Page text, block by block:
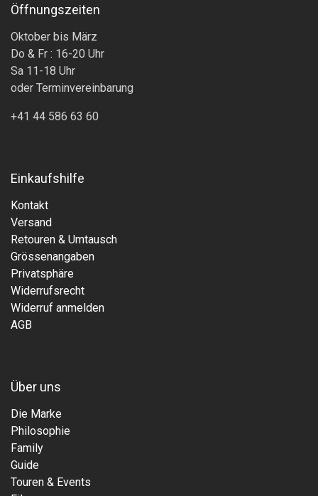
Öffnungszeiten
Oktober bis März
Do & Fr : 16-20 Uhr
Sa 11-18 Uhr
oder Terminvereinbarung
+41 44 586 63 60
Einkaufshilfe
Kontakt
Versand
Retouren & Umtausch
Grössenangaben
Privatsphäre
Widerrufsrecht
Widerruf anmelden
AGB
Über uns
Die Marke
Philosophie
Family
Guide
Touren & Events